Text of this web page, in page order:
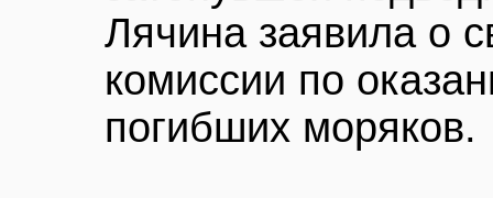
Лячина заявила о
комиссии по
погибших моряков.